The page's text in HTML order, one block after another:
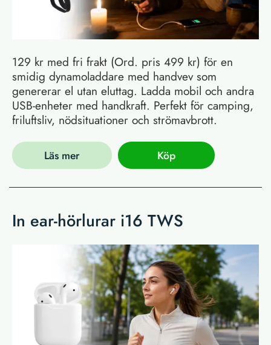
129 kr med fri frakt (Ord. pris 499 kr) för en
smidig dynamoladdare med handvev som
genererar el utan eluttag. Ladda mobil och andra
USB-enheter med handkraft. Perfekt för camping,
friluftsliv, nödsituationer och strömavbrott.
Läs mer Köp
In ear-hörlurar i16 TWS